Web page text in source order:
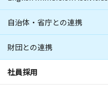
自治体・省庁との連携
財団との連携
社員採用